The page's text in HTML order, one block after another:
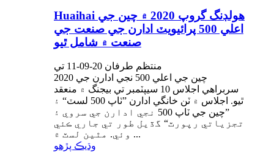
Huaihai هولڊنگ گروپ 2020 ۾ چين جي
اعلي 500 پرائيويٽ ادارن جي صنعت جي
صنعت ۾ شامل ٿيو
منتظم طرفان 20-09-11 تي
2020 چين جي اعلي 500 نجي ادارن جي
سربراهي اجلاس 10 سيپٽمبر تي بيجنگ ۾ منعقد
ٿيو. اجلاس ۾ ٽن خانگي ادارن ”ٽاپ 500 لسٽ“ ۽
”چين جي ٽاپ 500 نجي ادارن جي سروي ۽
تجزياتي رپورٽ“ گڏيل طور تي جاري ڪئي
وئي. مٿين لسٽ ۾ ...
وڌيڪ پڙهو